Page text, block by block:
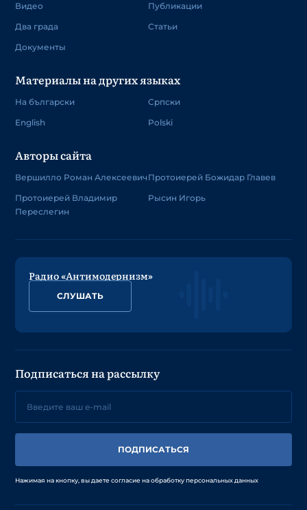
Видео
Два града
Документы
Публикации
Статьи
Материалы на других языках
На български
English
Српски
Polski
Авторы сайта
Вершилло Роман Алексеевич
Протоиерей Владимир
Переслегин
Протоиерей Божидар Главев
Рысин Игорь
Радио «Антимодернизм»
СЛУШАТЬ
Подписаться на рассылку
ПОДПИСАТЬСЯ
Нажимая на кнопку, вы даете согласие на обработку персональных данных